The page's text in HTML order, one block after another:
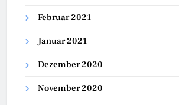
Februar 2021
Januar 2021
Dezember 2020
November 2020